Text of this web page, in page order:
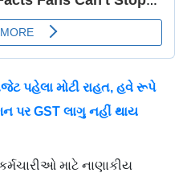
પહેલા મોટી રાહત, હવે રૂપે
પર GST લાગુ નહીં થાય
માટે નાણાકીય